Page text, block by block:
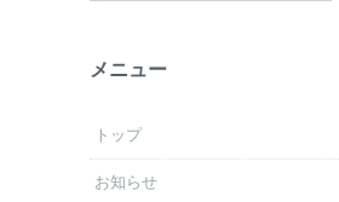
メニュー
トップ
お知らせ